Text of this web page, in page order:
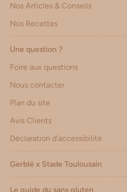
Nos Articles & Conseils
Nos Recettes
Une question ?
Foire aux questions
Nous contacter
Plan du site
Avis Clients
Déclaration d’accessibilité
Gerblé x Stade Toulousain
Le guide du sans gluten